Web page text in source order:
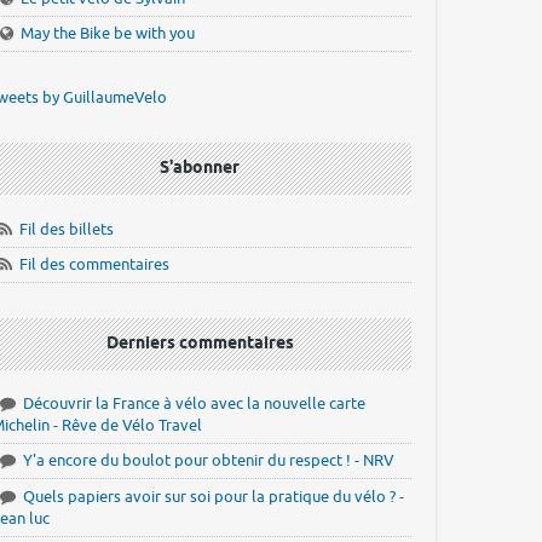
May the Bike be with you
by GuillaumeVelo
S'abonner
Fil des billets
Fil des commentaires
Derniers commentaires
Découvrir la France à vélo avec la nouvelle carte
- Rêve de Vélo Travel
Y'a encore du boulot pour obtenir du respect ! - NRV
Quels papiers avoir sur soi pour la pratique du vélo ? -
luc